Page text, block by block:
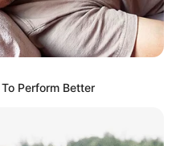
SİYASƏT
qəbul edib
Perform Better